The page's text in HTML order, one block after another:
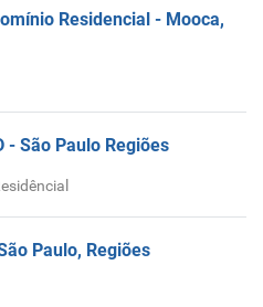
Residencial - Mooca,
- São Paulo Regiões
Paulo, Regiões